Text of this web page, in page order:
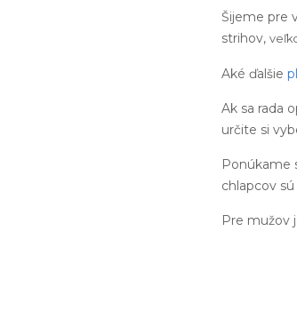
Šijeme pre
strihov,
Aké ďalšie
Ak sa rada
určite si
Ponúkame
chlapcov
Pre mužov